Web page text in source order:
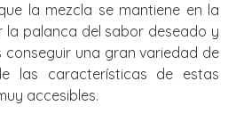
la mezcla se mantiene en la
la palanca del sabor deseado y
conseguir una gran variedad de
las características de estas
accesibles.